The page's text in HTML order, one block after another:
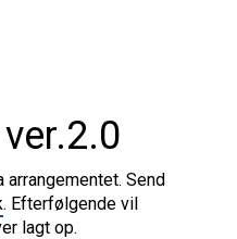
Send
. Efterfølgende vil
lagt op.